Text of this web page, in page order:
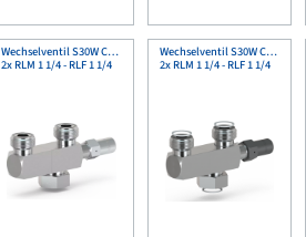
Wechselventil S30W CuSn
2x RLM 1 1/4 - RLF 1 1/4
Wechselventil S30W CuSn
2x RLM 1 1/4 - RLF 1 1/4